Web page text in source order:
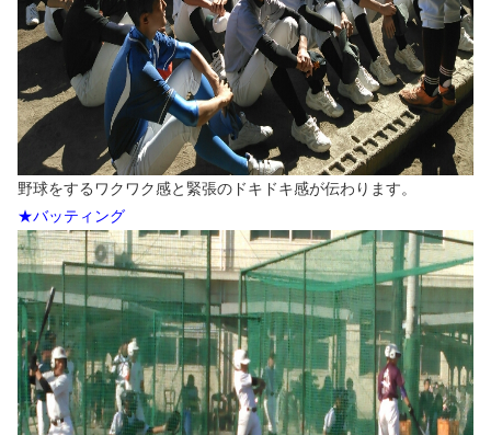
野球をするワクワク感と緊張のドキドキ感が伝わります。
★バッティング